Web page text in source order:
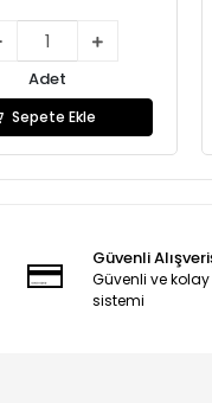
Adet
Sepete Ekle
Güvenli
Güvenli ve
sistemi